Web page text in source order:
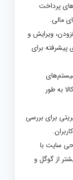
پرداخت
مالی.
ویرایش و
برای
به طور
برای بررسی
سایت با
از گوگل و